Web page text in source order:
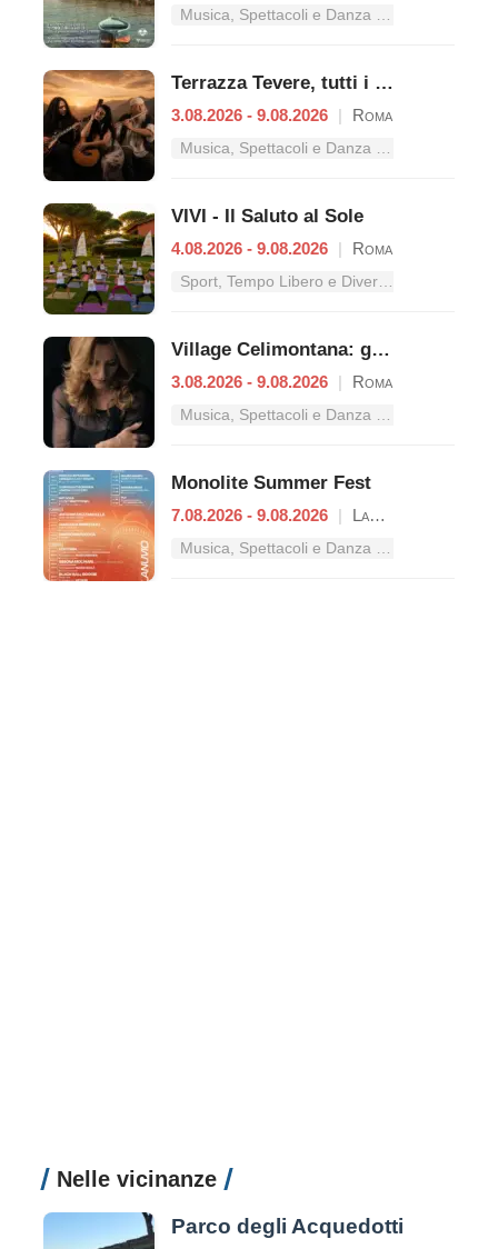
Terrazza Tevere, tutti i concerti dal 3 al 9 agosto
3.08.2026 - 9.08.2026 | Roma
VIVI - Il Saluto al Sole
4.08.2026 - 9.08.2026 | Roma
Village Celimontana: gli appuntamenti dal 3 al 9 agosto
3.08.2026 - 9.08.2026 | Roma
Monolite Summer Fest
7.08.2026 - 9.08.2026 | Lanuvio
Nelle vicinanze
Parco degli Acquedotti